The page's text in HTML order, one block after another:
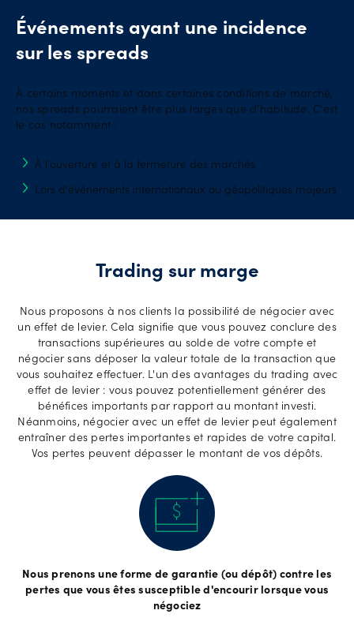
Événements ayant une incidence
sur les spreads
À certains moments et dans certaines conditions de marché,
nos spreads pourraient être plus larges que d'habitude. C'est
le cas notamment :
À l'ouverture et à la fermeture des marchés
Lors d'événements internationaux ou géopolitiques majeurs
Trading sur marge
Nous proposons à nos clients la possibilité de négocier avec
un effet de levier. Cela signifie que vous pouvez conclure des
transactions supérieures au solde de votre compte et
négocier sans déposer la valeur totale de la transaction que
vous souhaitez effectuer. L'un des avantages du trading avec
effet de levier : vous pouvez potentiellement générer des
bénéfices importants par rapport au montant investi.
Néanmoins, négocier avec un effet de levier peut également
entraîner des pertes importantes et rapides de votre capital.
Vos pertes peuvent dépasser le montant de vos dépôts.
Nous prenons une forme de garantie (ou dépôt) contre les
pertes que vous êtes susceptible d'encourir lorsque vous
négociez